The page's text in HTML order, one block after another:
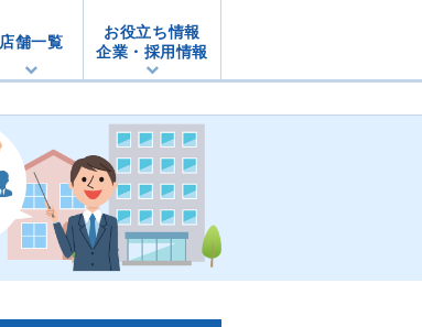
店舗一覧
お役立ち情報
企業・採用情報